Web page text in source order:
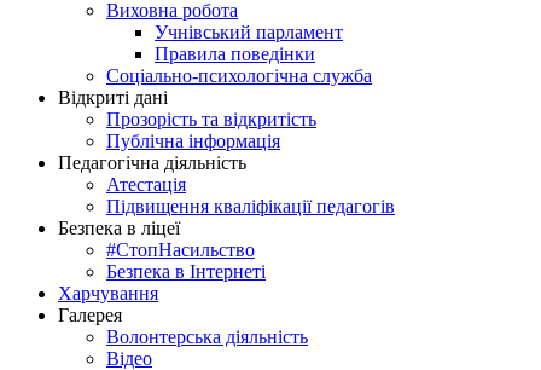
Виховна робота
Учнівський парламент
Правила поведінки
Соціально-психологічна служба
Відкриті дані
Прозорість та відкритість
Публічна інформація
Педагогічна діяльність
Атестація
Підвищення кваліфікації педагогів
Безпека в ліцеї
#СтопНасильство
Безпека в Інтернеті
Харчування
Галерея
Волонтерська діяльність
Відео